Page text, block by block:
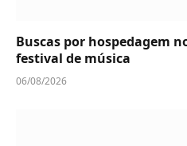
Buscas por hospedagem
festival de música
06/08/2026